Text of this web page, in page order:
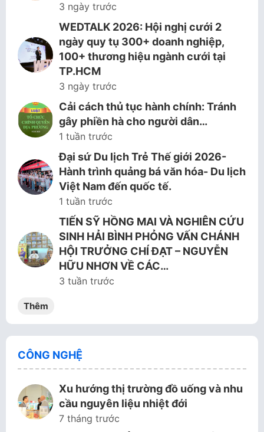
3 ngày trước
WEDTALK 2026: Hội nghị cưới 2
ngày quy tụ 300+ doanh nghiệp,
100+ thương hiệu ngành cưới tại
TP.HCM
3 ngày trước
Cải cách thủ tục hành chính: Tránh
gây phiền hà cho người dân…
1 tuần trước
Đại sứ Du lịch Trẻ Thế giới 2026-
Hành trình quảng bá văn hóa- Du lịch
Việt Nam đến quốc tế.
1 tuần trước
TIẾN SỸ HỒNG MAI VÀ NGHIÊN CỨU
SINH HẢI BÌNH PHỎNG VẤN CHÁNH
HỘI TRƯỞNG CHÍ ĐẠT – NGUYỄN
HỮU NHƠN VỀ CÁC…
3 tuần trước
Thêm
CÔNG NGHỆ
Xu hướng thị trường đồ uống và nhu
cầu nguyên liệu nhiệt đới
7 tháng trước